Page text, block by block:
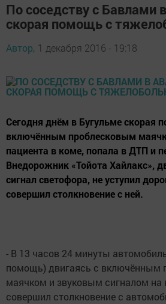
По соседству с Бавлами
скорая помощь с
Автор, 1 декабря 2016 - 19:18
Сегодня днём в Бугульме скорая
включённым проблесковым
пациента в коме, попала в ДТП и
Внедорожник «Тойота Хайлакс»,
сигнал светофора, не уступил
совершил столкновение с ней.
- В 13 часов 24 минуты
помощь) двигаясь с включённым
маячком и звуковым сигналом на
совершил столкновение с